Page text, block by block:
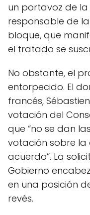
un portavoz de la
responsable de
bloque, que
el tratado se
No obstante, el
entorpecido. El
francés,
votación del
que “no se dan
votación sobre la
acuerdo”. La
Gobierno
en una posición
revés.